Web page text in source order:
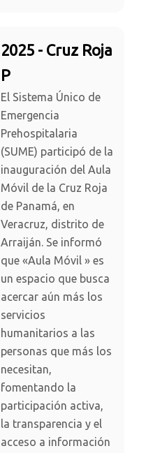
2025 - Cruz Roja
P
El Sistema Único de
Emergencia
Prehospitalaria
(SUME) participó de la
inauguración del Aula
Móvil de la Cruz Roja
de Panamá, en
Veracruz, distrito de
Arraiján. Se informó
que «Aula Móvil » es
un espacio que busca
acercar aún más los
servicios
humanitarios a las
personas que más los
necesitan,
fomentando la
participación activa,
la transparencia y el
acceso a información